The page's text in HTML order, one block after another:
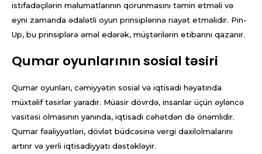
istifadəçilərin məlumatlarının qorunmasını təmin etməli və
eyni zamanda ədalətli oyun prinsiplərinə riayət etməlidir. Pin-
Up, bu prinsiplərə əməl edərək, müştərilərin etibarını qazanır.
Qumar oyunlarının sosial təsiri
Qumar oyunları, cəmiyyətin sosial və iqtisadi həyatında
müxtəlif təsirlər yaradır. Müasir dövrdə, insanlar üçün əyləncə
vasitəsi olmasının yanında, iqtisadi cəhətdən də önəmlidir.
Qumar fəaliyyətləri, dövlət büdcəsinə vergi daxilolmalarını
artırır və yerli iqtisadiyyatı dəstəkləyir.